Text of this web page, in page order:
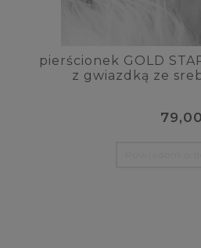
pierścionek GOLD
z gwiazdką ze